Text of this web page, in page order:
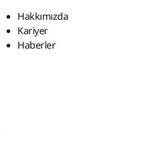
Hakkımızda
Kariyer
Haberler